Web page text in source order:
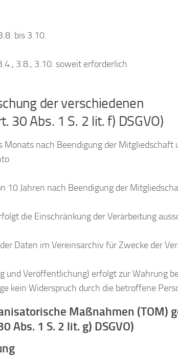
bis 3.10.
3.8., 3.10. soweit erforderlich
der verschiedenen
30 Abs. 1 S. 2 lit. f) DSGVO)
Monats nach Beendigung der Mitgliedschaft
10 Jahren nach Beendigung der
die Einschränkung der Verarbeitung
Daten im Vereinsarchiv für Zwecke der
und Veröffentlichung) erfolgt zur Wahrung
kein Widerspruch durch die betroffene
Maßnahmen (TOM)
Abs. 1 S. 2 lit. g) DSGVO)